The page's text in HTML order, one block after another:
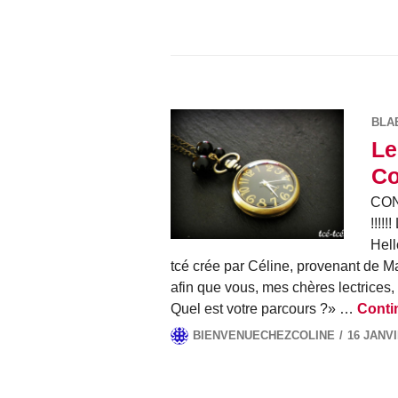
!!!!!!
tcé crée par Céline, provenant de
afin que vous, mes chères
Quel est votre parcours ?» …
BIENVENUECHEZCOLINE 16